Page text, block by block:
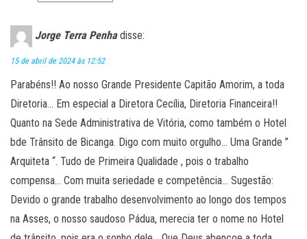
Jorge Terra Penha disse:
15 de abril de 2024 às 12:52
Parabéns!! Ao nosso Grande Presidente Capitão Amorim, a toda
Diretoria… Em especial a Diretora Cecília, Diretoria Financeira!!
Quanto na Sede Administrativa de Vitória, como também o Hotel
bde Trânsito de Bicanga. Digo com muito orgulho… Uma Grande ”
Arquiteta “. Tudo de Primeira Qualidade , pois o trabalho
compensa… Com muita seriedade e competência… Sugestão:
Devido o grande trabalho desenvolvimento ao longo dos tempos
na Asses, o nosso saudoso Pádua, merecia ter o nome no Hotel